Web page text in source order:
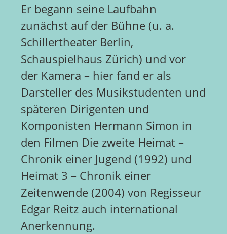
Er begann seine Laufbahn
zunächst auf der Bühne (u. a.
Schillertheater Berlin,
Schauspielhaus Zürich) und vor
der Kamera – hier fand er als
Darsteller des Musikstudenten und
späteren Dirigenten und
Komponisten Hermann Simon in
den Filmen Die zweite Heimat –
Chronik einer Jugend (1992) und
Heimat 3 – Chronik einer
Zeitenwende (2004) von Regisseur
Edgar Reitz auch international
Anerkennung.